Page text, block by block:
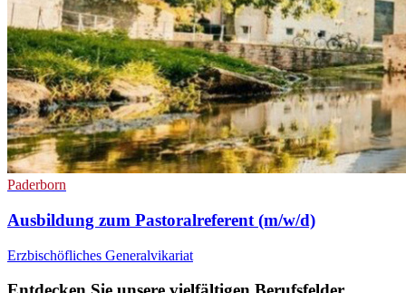
Paderborn
Ausbildung zum Pastoralreferent (m/w/d)
Erzbischöfliches Generalvikariat